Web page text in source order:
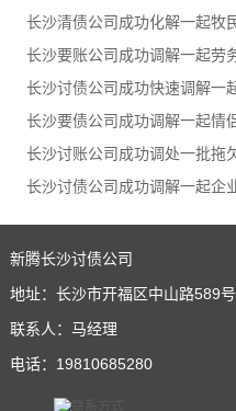
新腾长沙讨债公司
地址：长沙市开福区中山路589号
联系人：马经理
电话：19810685280